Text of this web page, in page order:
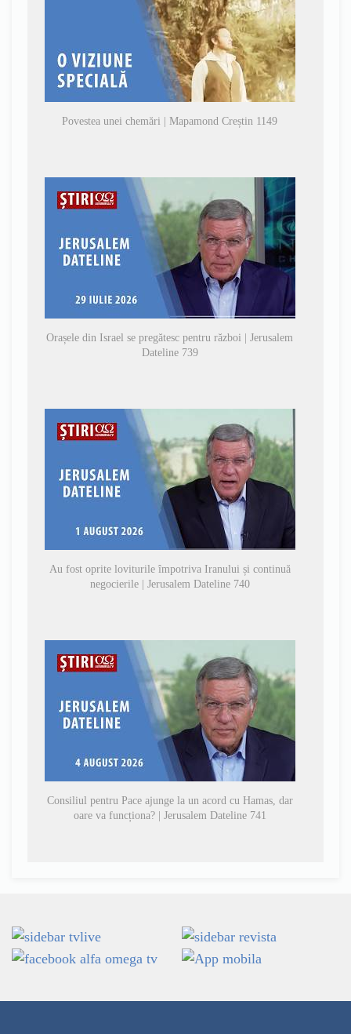
Povestea unei chemări | Mapamond Creștin 1149
Orașele din Israel se pregătesc pentru război | Jerusalem
Dateline 739
Au fost oprite loviturile împotriva Iranului și continuă
negocierile | Jerusalem Dateline 740
Consiliul pentru Pace ajunge la un acord cu Hamas, dar
oare va funcționa? | Jerusalem Dateline 741